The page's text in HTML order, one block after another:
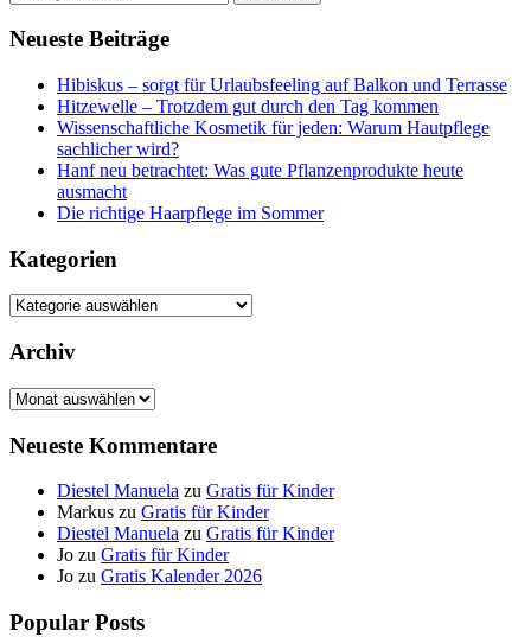
Neueste Beiträge
Hibiskus – sorgt für Urlaubsfeeling auf Balkon und Terrasse
Hitzewelle – Trotzdem gut durch den Tag kommen
Wissenschaftliche Kosmetik für jeden: Warum Hautpflege
sachlicher wird?
Hanf neu betrachtet: Was gute Pflanzenprodukte heute
ausmacht
Die richtige Haarpflege im Sommer
Kategorien
Kategorien
Archiv
Archiv
Neueste Kommentare
Diestel Manuela zu Gratis für Kinder
Markus zu Gratis für Kinder
Diestel Manuela zu Gratis für Kinder
Jo zu Gratis für Kinder
Jo zu Gratis Kalender 2026
Popular Posts